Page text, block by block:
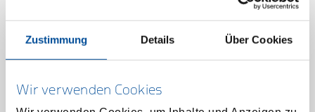
Zustimmung Details Über Cookies
Wir verwenden Cookies